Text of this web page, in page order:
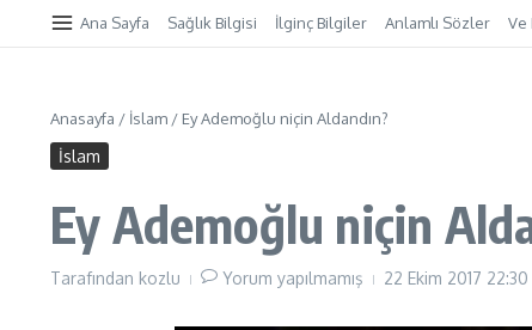
Ana Sayfa Sağlık Bilgisi İlginç Bilgiler Anlamlı Sözler Ve
Anasayfa / İslam / Ey Ademoğlu niçin Aldandın?
İslam
Ey Ademoğlu niçin
Tarafından kozlu Yorum yapılmamış 22 Ekim 2017 22:30